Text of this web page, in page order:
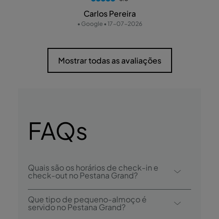
Carlos Pereira
• Google • 17-07-2026
Mostrar todas as avaliações
FAQs
Quais são os horários de check-in e
check-out no Pestana Grand?
O check-in no Pestana Grand é desde as
15:00, e check-out é até às 12:00.
Que tipo de pequeno-almoço é
servido no Pestana Grand?